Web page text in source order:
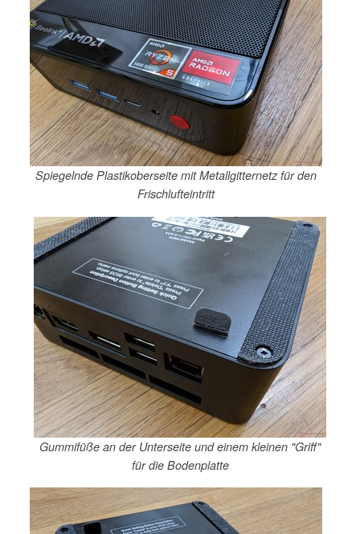
Spiegelnde Plastikoberseite mit Metallgitternetz für den
Frischlufteintritt
Gummifüße an der Unterseite und einem kleinen "Griff"
für die Bodenplatte